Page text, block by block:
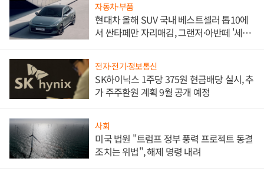
자동차·부품
현대차 올해 SUV 국내 베스트셀러 톱10에
서 싼타페만 자리매김, 그랜저·아반떼 '세단
전자·전기·정보통신
SK하이닉스 1주당 375원 현금배당 실시, 추
가 주주환원 계획 9월 공개 예정
사회
미국 법원 "트럼프 정부 풍력 프로젝트 동결
조치는 위법", 해제 명령 내려